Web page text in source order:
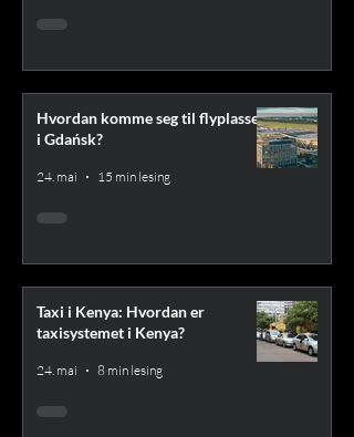
Hvordan komme seg til flyplassen
i Gdańsk?
24. mai 15 min lesing
Taxi i Kenya: Hvordan er
taxisystemet i Kenya?
24. mai 8 min lesing